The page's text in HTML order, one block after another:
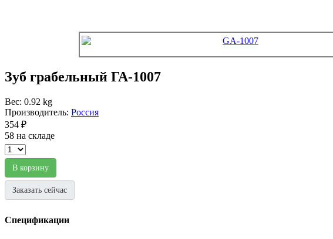
Зуб грабельный ГА-1007
Вес: 0.92 kg
Производитель: Россия
354 ₽
58 на складе
В корзину
Заказать сейчас
Спецификации